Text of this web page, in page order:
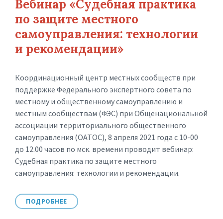
Вебинар «Судебная практика
по защите местного
самоуправления: технологии
и рекомендации»
Координационный центр местных сообществ при
поддержке Федерального экспертного совета по
местному и общественному самоуправлению и
местным сообществам (ФЭС) при Общенациональной
ассоциации территориального общественного
самоуправления (ОАТОС), 8 апреля 2021 года с 10-00
до 12.00 часов по мск. времени проводит вебинар:
Судебная практика по защите местного
самоуправления: технологии и рекомендации.
ПОДРОБНЕЕ